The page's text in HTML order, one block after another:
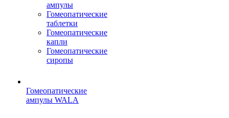
ампулы
Гомеопатические
таблетки
Гомеопатические
капли
Гомеопатические
сиропы
Гомеопатические
ампулы WALA